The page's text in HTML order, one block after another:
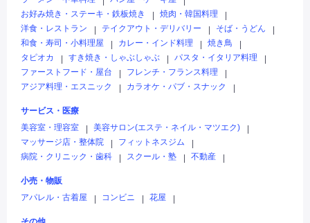
お好み焼き・ステーキ・鉄板焼き
焼肉・韓国料理
洋食・レストラン
テイクアウト・デリバリー そば・うどん
和食・寿司・小料理屋
カレー・インド料理 焼き鳥
タピオカ
すき焼き・しゃぶしゃぶ パスタ・イタリア料理
ファーストフード・屋台
フレンチ・フランス料理
アジア料理・エスニック
カラオケ・パブ・スナック
サービス・医療
美容室・理容室
美容サロン(エステ・ネイル・マツエク)
マッサージ店・整体院
フィットネスジム
病院・クリニック・歯科
スクール・塾 不動産
小売・物販
アパレル・古着屋
コンビニ 花屋